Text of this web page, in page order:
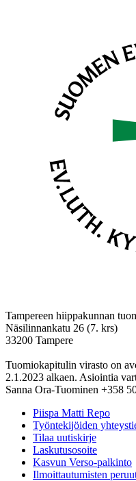
Tampereen hiippakunnan
Näsilinnankatu 26 (7. krs)
33200 Tampere
Tuomiokapitulin virasto on
2.1.2023 alkaen. Asiointia
Sanna Ora-Tuominen +358
Piispa Matti Repo
Työntekijöiden
Tilaa uutiskirje
Laskutusosoite
Kasvun Verso-palkinto
Ilmoittautumisten